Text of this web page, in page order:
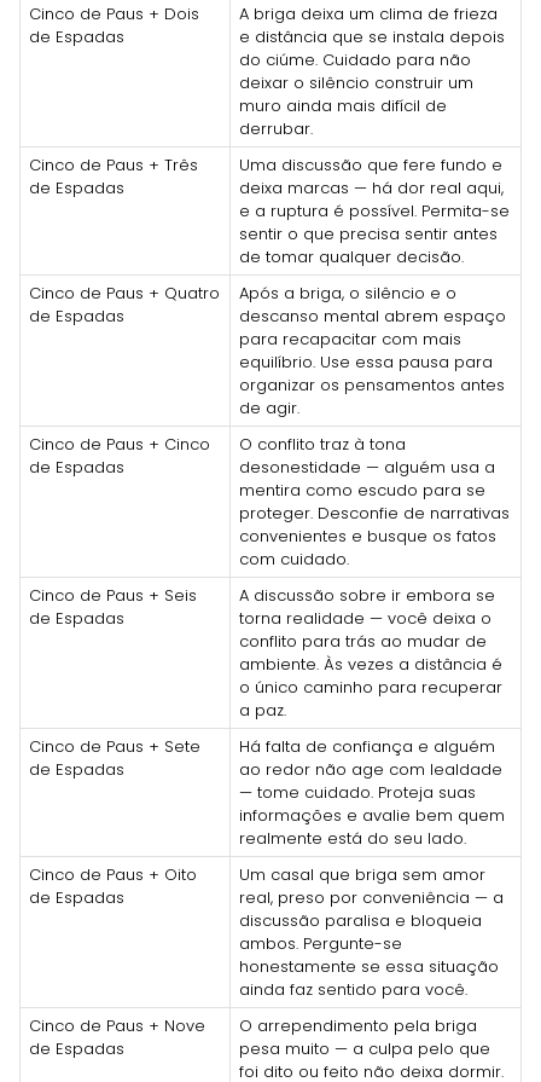
Cinco de Paus + Dois
de Espadas
A briga deixa um clima de frieza
e distância que se instala depois
do ciúme. Cuidado para não
deixar o silêncio construir um
muro ainda mais difícil de
derrubar.
Cinco de Paus + Três
de Espadas
Uma discussão que fere fundo e
deixa marcas — há dor real aqui,
e a ruptura é possível. Permita-se
sentir o que precisa sentir antes
de tomar qualquer decisão.
Cinco de Paus + Quatro
de Espadas
Após a briga, o silêncio e o
descanso mental abrem espaço
para recapacitar com mais
equilíbrio. Use essa pausa para
organizar os pensamentos antes
de agir.
Cinco de Paus + Cinco
de Espadas
O conflito traz à tona
desonestidade — alguém usa a
mentira como escudo para se
proteger. Desconfie de narrativas
convenientes e busque os fatos
com cuidado.
Cinco de Paus + Seis
de Espadas
A discussão sobre ir embora se
torna realidade — você deixa o
conflito para trás ao mudar de
ambiente. Às vezes a distância é
o único caminho para recuperar
a paz.
Cinco de Paus + Sete
de Espadas
Há falta de confiança e alguém
ao redor não age com lealdade
— tome cuidado. Proteja suas
informações e avalie bem quem
realmente está do seu lado.
Cinco de Paus + Oito
de Espadas
Um casal que briga sem amor
real, preso por conveniência — a
discussão paralisa e bloqueia
ambos. Pergunte-se
honestamente se essa situação
ainda faz sentido para você.
Cinco de Paus + Nove
de Espadas
O arrependimento pela briga
pesa muito — a culpa pelo que
foi dito ou feito não deixa dormir.